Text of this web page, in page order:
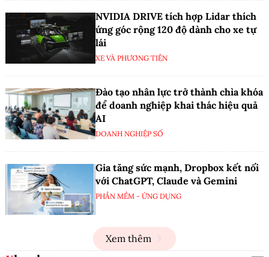
NVIDIA DRIVE tích hợp Lidar thích
ứng góc rộng 120 độ dành cho xe tự
lái
XE VÀ PHƯƠNG TIỆN
Đào tạo nhân lực trở thành chìa khóa
để doanh nghiệp khai thác hiệu quả
AI
DOANH NGHIỆP SỐ
Gia tăng sức mạnh, Dropbox kết nối
với ChatGPT, Claude và Gemini
PHẦN MỀM - ỨNG DỤNG
Xem thêm